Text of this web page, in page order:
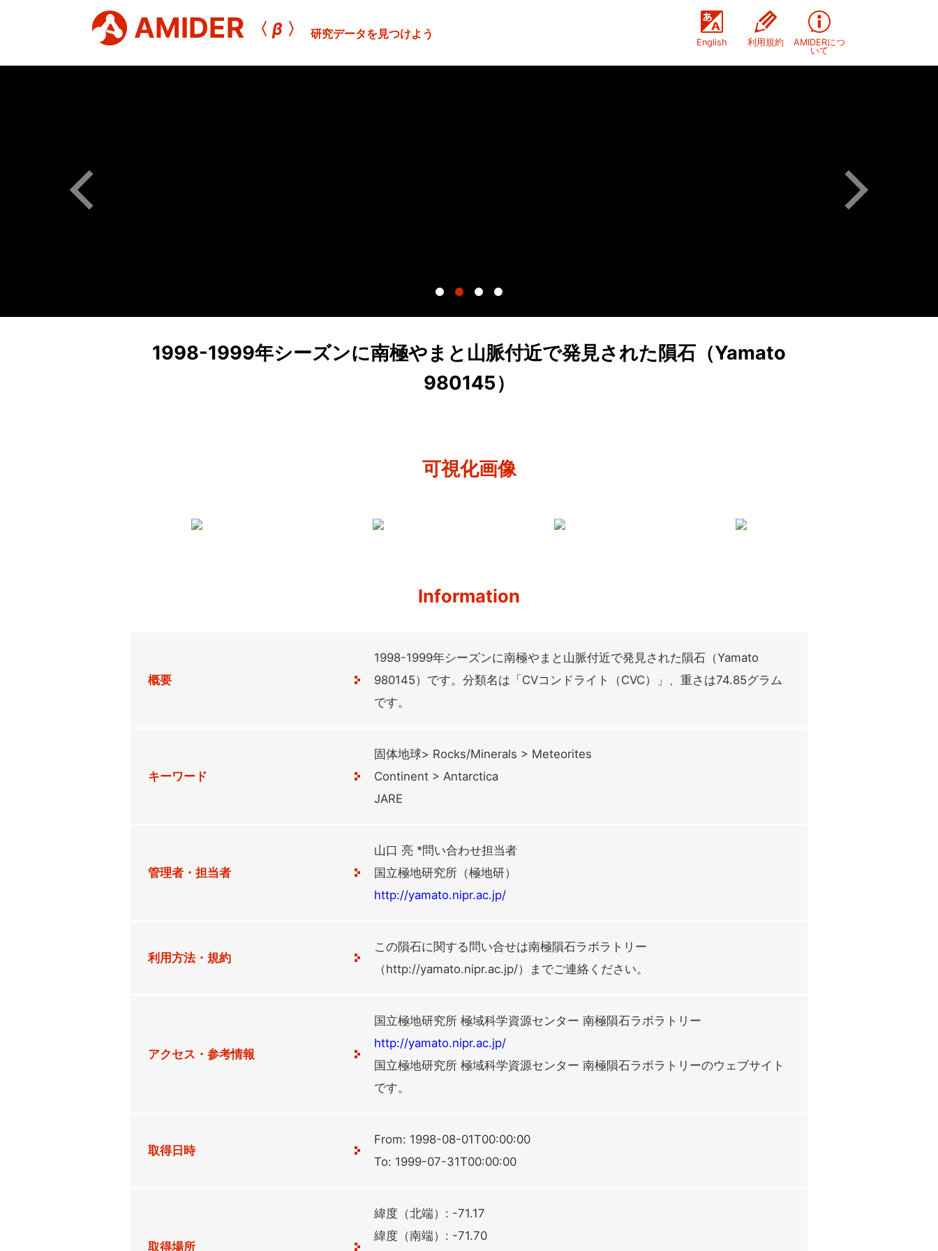
AMIDER 〈 β 〉 研究データを見つけよう
English 利用規約
AMIDERにつ
いて
1998-1999年シーズンに南極やまと山脈付近で発見された隕石（Yamato
980145）
可視化画像
Information
概要
1998-1999年シーズンに南極やまと山脈付近で発見された隕石（Yamato
980145）です。分類名は「CVコンドライト（CVC）」、重さは74.85グラム
です。
キーワード
固体地球> Rocks/Minerals > Meteorites
Continent > Antarctica
JARE
管理者・担当者
山口 亮 *問い合わせ担当者
国立極地研究所（極地研）
http://yamato.nipr.ac.jp/
利用方法・規約
この隕石に関する問い合せは南極隕石ラボラトリー
（http://yamato.nipr.ac.jp/）までご連絡ください。
アクセス・参考情報
国立極地研究所 極域科学資源センター 南極隕石ラボラトリー
http://yamato.nipr.ac.jp/
国立極地研究所 極域科学資源センター 南極隕石ラボラトリーのウェブサイト
です。
取得日時
From: 1998-08-01T00:00:00
To: 1999-07-31T00:00:00
取得場所
緯度（北端）: -71.17
緯度（南端）: -71.70